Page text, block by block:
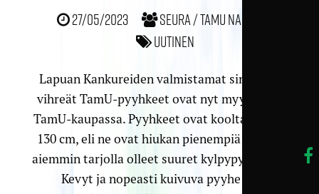
27/05/2023
Seura / TamU naiset
Uutinen
Lapuan Kankureiden valmistamat siniset ja
vihreät TamU-pyyhkeet ovat nyt myynnissä
TamU-kaupassa. Pyyhkeet ovat kooltaan 65 x
130 cm, eli ne ovat hiukan pienempiä kuin jo
aiemmin tarjolla olleet suuret kylpypyyhkeet.
Kevyt ja nopeasti kuivuva pyyhe on